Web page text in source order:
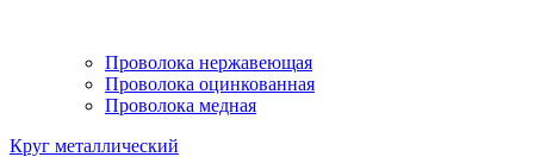
Проволока нержавеющая
Проволока оцинкованная
Проволока медная
Круг металлический